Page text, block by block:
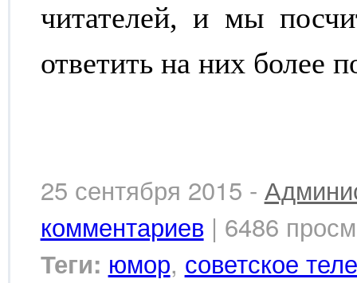
читателей, и мы
ответить на них более
25 сентября 2015 -
комментариев | 6486
Теги: юмор, советское